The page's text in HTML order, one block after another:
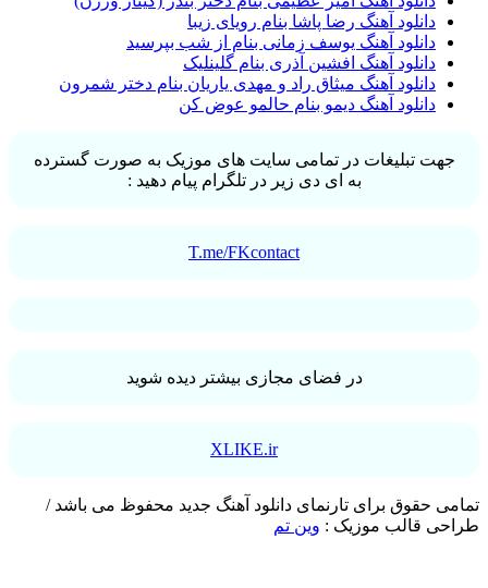
دانلود آهنگ رضا پاشا بنام رویای زیبا
دانلود آهنگ یوسف زمانی بنام از شب بپرسید
دانلود آهنگ افشین آذری بنام گلینلیک
دانلود آهنگ میثاق راد و مهدی یاریان بنام دختر شمرون
دانلود آهنگ دیمو بنام حالمو عوض کن
تبلیغات در تمامی سایت های موزیک به صورت گسترده
به ای دی زیر در تلگرام پیام دهید :
T.me/FKcontact
در فضای مجازی بیشتر دیده شوید
XLIKE.ir
حقوق برای تارنمای دانلود آهنگ جدید محفوظ می باشد /
قالب موزیک :وین تم